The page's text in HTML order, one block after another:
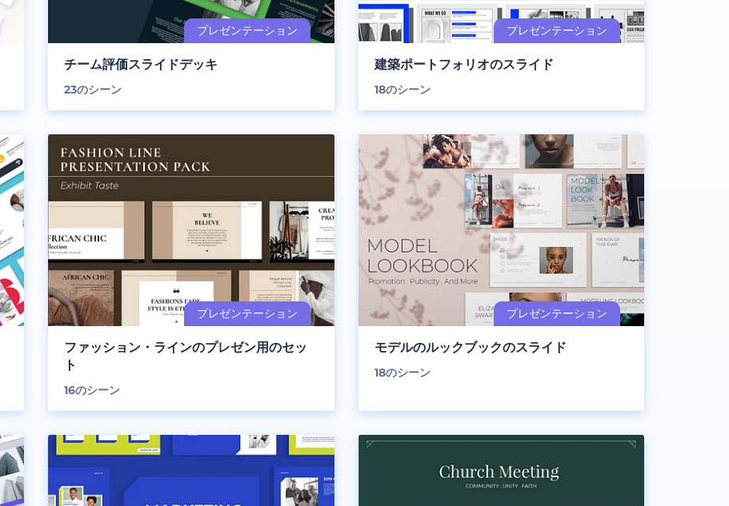
チーム評価スライドデッキ
23のシーン
建築ポートフォリオのスライド
18のシーン
ファッション・ラインのプレゼン用のセッ
ト
16のシーン
モデルのルックブックのスライド
18のシーン